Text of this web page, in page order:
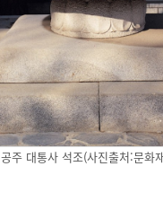
공주 대통사 석조(사진출처:문화